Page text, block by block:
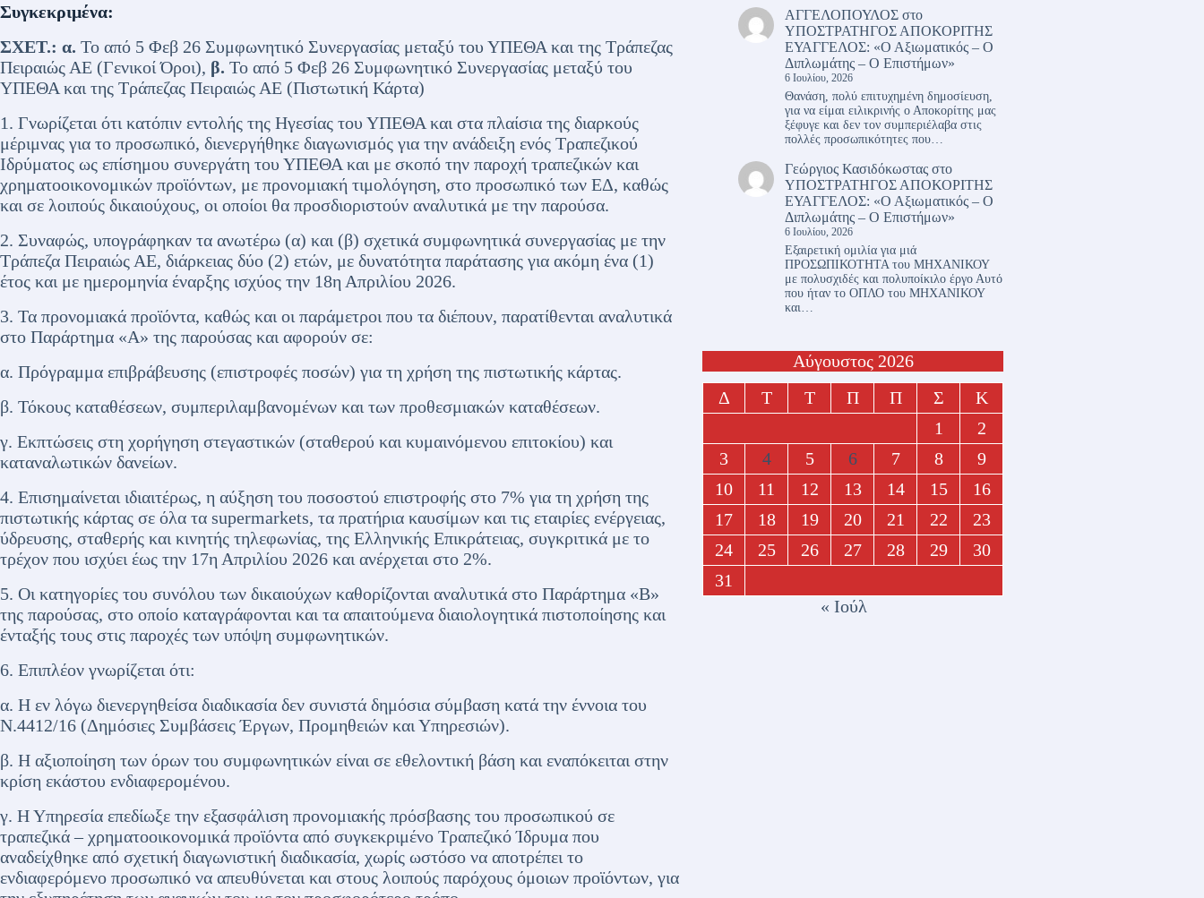
Συγκεκριμένα:
ΣΧΕΤ.: α. Το από 5 Φεβ 26 Συμφωνητικό Συνεργασίας μεταξύ του ΥΠΕΘΑ και της Τράπεζας
Πειραιώς ΑΕ (Γενικοί Όροι), β. Το από 5 Φεβ 26 Συμφωνητικό Συνεργασίας μεταξύ του
ΥΠΕΘΑ και της Τράπεζας Πειραιώς ΑΕ (Πιστωτική Κάρτα)
1. Γνωρίζεται ότι κατόπιν εντολής της Ηγεσίας του ΥΠΕΘΑ και στα πλαίσια της διαρκούς
μέριμνας για το προσωπικό, διενεργήθηκε διαγωνισμός για την ανάδειξη ενός Τραπεζικού
Ιδρύματος ως επίσημου συνεργάτη του ΥΠΕΘΑ και με σκοπό την παροχή τραπεζικών και
χρηματοοικονομικών προϊόντων, με προνομιακή τιμολόγηση, στο προσωπικό των ΕΔ, καθώς
και σε λοιπούς δικαιούχους, οι οποίοι θα προσδιοριστούν αναλυτικά με την παρούσα.
2. Συναφώς, υπογράφηκαν τα ανωτέρω (α) και (β) σχετικά συμφωνητικά συνεργασίας με την
Τράπεζα Πειραιώς ΑΕ, διάρκειας δύο (2) ετών, με δυνατότητα παράτασης για ακόμη ένα (1)
έτος και με ημερομηνία έναρξης ισχύος την 18η Απριλίου 2026.
3. Τα προνομιακά προϊόντα, καθώς και οι παράμετροι που τα διέπουν, παρατίθενται αναλυτικά
στο Παράρτημα «Α» της παρούσας και αφορούν σε:
α. Πρόγραμμα επιβράβευσης (επιστροφές ποσών) για τη χρήση της πιστωτικής κάρτας.
β. Τόκους καταθέσεων, συμπεριλαμβανομένων και των προθεσμιακών καταθέσεων.
γ. Εκπτώσεις στη χορήγηση στεγαστικών (σταθερού και κυμαινόμενου επιτοκίου) και
καταναλωτικών δανείων.
4. Επισημαίνεται ιδιαιτέρως, η αύξηση του ποσοστού επιστροφής στο 7% για τη χρήση της
πιστωτικής κάρτας σε όλα τα supermarkets, τα πρατήρια καυσίμων και τις εταιρίες ενέργειας,
ύδρευσης, σταθερής και κινητής τηλεφωνίας, της Ελληνικής Επικράτειας, συγκριτικά με το
τρέχον που ισχύει έως την 17η Απριλίου 2026 και ανέρχεται στο 2%.
5. Οι κατηγορίες του συνόλου των δικαιούχων καθορίζονται αναλυτικά στο Παράρτημα «Β»
της παρούσας, στο οποίο καταγράφονται και τα απαιτούμενα διαιολογητικά πιστοποίησης και
ένταξής τους στις παροχές των υπόψη συμφωνητικών.
6. Επιπλέον γνωρίζεται ότι:
α. Η εν λόγω διενεργηθείσα διαδικασία δεν συνιστά δημόσια σύμβαση κατά την έννοια του
Ν.4412/16 (Δημόσιες Συμβάσεις Έργων, Προμηθειών και Υπηρεσιών).
β. Η αξιοποίηση των όρων του συμφωνητικών είναι σε εθελοντική βάση και εναπόκειται στην
κρίση εκάστου ενδιαφερομένου.
γ. Η Υπηρεσία επεδίωξε την εξασφάλιση προνομιακής πρόσβασης του προσωπικού σε
τραπεζικά – χρηματοοικονομικά προϊόντα από συγκεκριμένο Τραπεζικό Ίδρυμα που
αναδείχθηκε από σχετική διαγωνιστική διαδικασία, χωρίς ωστόσο να αποτρέπει το
ενδιαφερόμενο προσωπικό να απευθύνεται και στους λοιπούς παρόχους όμοιων προϊόντων, για
ΑΓΓΕΛΟΠΟΥΛΟΣ στο
ΥΠΟΣΤΡΑΤΗΓΟΣ ΑΠΟΚΟΡΙΤΗΣ
ΕΥΑΓΓΕΛΟΣ: «Ο Αξιωματικός – Ο
Διπλωμάτης – Ο Επιστήμων»
6 Ιουλίου, 2026
Θανάση, πολύ επιτυχημένη δημοσίευση,
για να είμαι ειλικρινής ο Αποκορίτης μας
ξέφυγε και δεν τον συμπεριέλαβα στις
πολλές προσωπικότητες που…
Γεώργιος Κασιδόκωστας στο
ΥΠΟΣΤΡΑΤΗΓΟΣ ΑΠΟΚΟΡΙΤΗΣ
ΕΥΑΓΓΕΛΟΣ: «Ο Αξιωματικός – Ο
Διπλωμάτης – Ο Επιστήμων»
6 Ιουλίου, 2026
Εξαιρετική ομιλία για μιά
ΠΡΟΣΩΠΙΚΟΤΗΤΑ του ΜΗΧΑΝΙΚΟΥ
με πολυσχιδές και πολυποίκιλο έργο Αυτό
που ήταν το ΟΠΛΟ του ΜΗΧΑΝΙΚΟΥ
και…
Αύγουστος 2026
Δ
Τ Τ Π Π Σ
Κ
1
2
3
4 5 6 7 8
9
10
11 12 13 14 15
16
17
18 19 20 21 22
23
24
25 26 27 28 29
30
31
« Ιούλ